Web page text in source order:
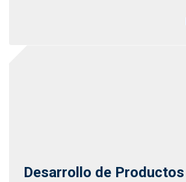
Desarrollo de Productos